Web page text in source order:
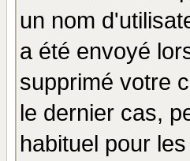
un nom
a été envoyé
supprimé votre
le dernier cas,
habituel pour